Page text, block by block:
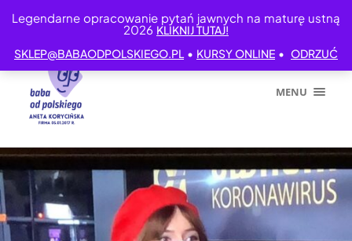
Legendarne opracowanie pytań jawnych na maturę ustną
2026 KLIKNIJ TUTAJ!
SKLEP@BABAODPOLSKIEGO.PL • KURSY ONLINE • ODRZUĆ
MENU